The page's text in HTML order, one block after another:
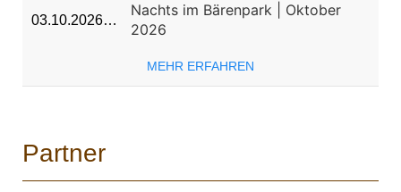
03.10.2026…
Nachts im Bärenpark | Oktober
2026
MEHR ERFAHREN
Partner